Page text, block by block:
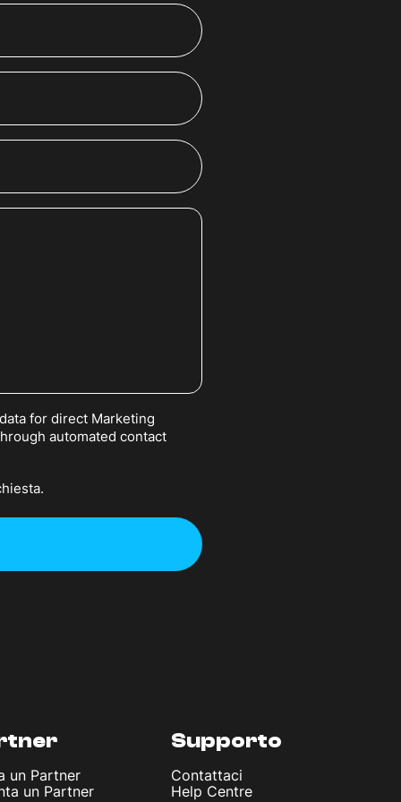
for direct Marketing
automated contact
un Partner
un Partner
Supporto
Contattaci
Help Centre